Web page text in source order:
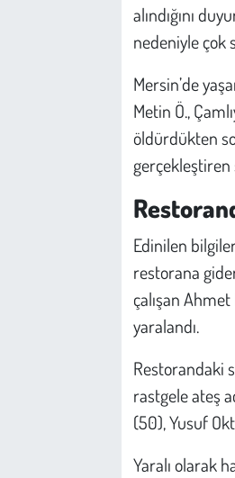
alındığını
nedeniyle çok
Mersin’de
Metin Ö.,
öldürdükten
gerçekleştiren
Edinilen
restorana
çalışan
yaralandı.
Restorandaki
rastgele ateş
(50), Yusuf
Yaralı olarak